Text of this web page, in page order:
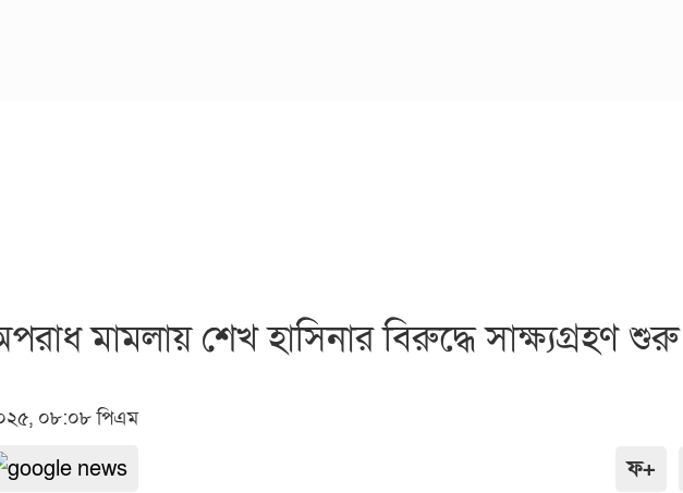
মামলায় শেখ হাসিনার বিরুদ্ধে সাক্ষ্যগ্রহণ শুরু
০৮:০৮ পিএম
ফ+